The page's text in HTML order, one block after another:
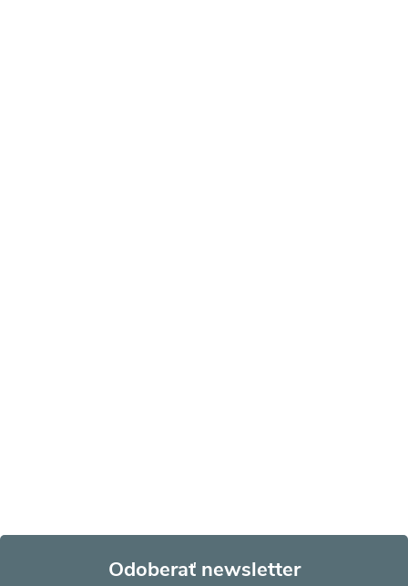
Odoberať newsletter